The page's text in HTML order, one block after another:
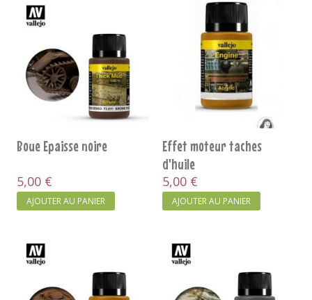
Boue Epaisse noire
5,00 €
AJOUTER AU PANIER
Effet moteur taches
d'huile
5,00 €
AJOUTER AU PANIER